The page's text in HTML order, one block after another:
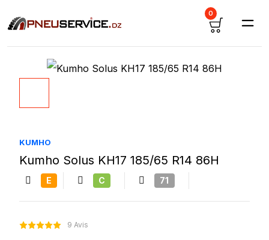
0
KUMHO
Kumho Solus KH17 185/65 R14 86H
E C 71
9 Avis